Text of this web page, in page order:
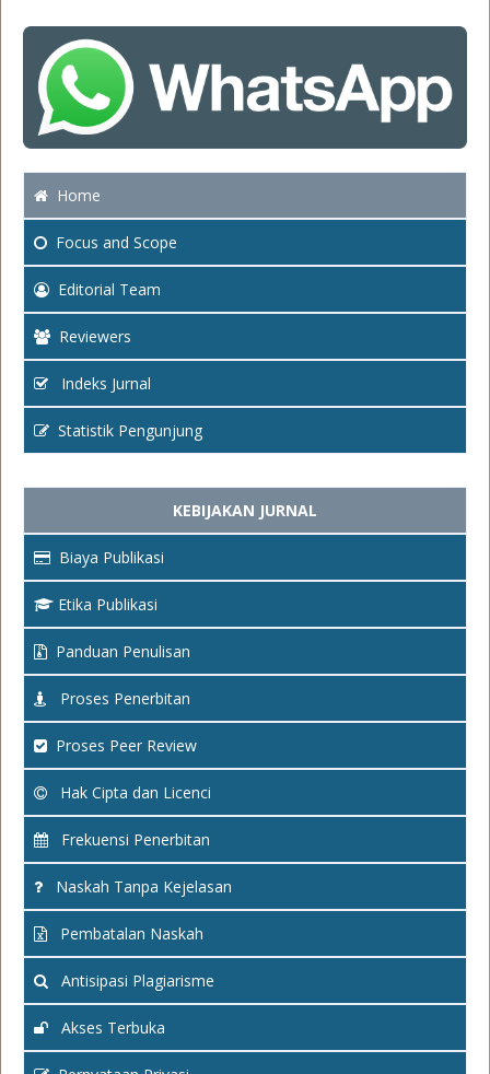
Home
Focus and Scope
Editorial Team
Reviewers
Indeks Jurnal
Statistik Pengunjung
KEBIJAKAN JURNAL
Biaya Publikasi
Etika Publikasi
Panduan Penulisan
Proses Penerbitan
Proses Peer Review
Hak Cipta dan Licenci
Frekuensi Penerbitan
Naskah Tanpa Kejelasan
Pembatalan Naskah
Antisipasi Plagiarisme
Akses Terbuka